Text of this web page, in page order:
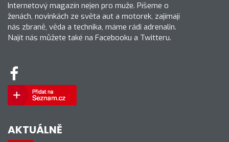
Internetový magazín nejen pro muže. Píšeme o
ženách, novinkách ze světa aut a motorek, zajímají
nás zbraně, věda a technika, máme rádi adrenalin.
Najít nás můžete také na Facebooku a Twitteru.
AKTUÁLNĚ